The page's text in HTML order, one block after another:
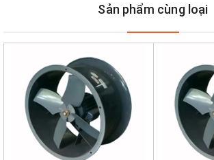
Sản phẩm cùng loại